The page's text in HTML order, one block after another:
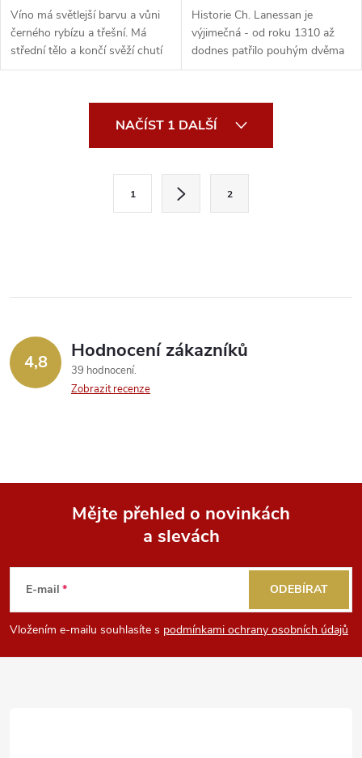
Víno má světlejší barvu a vůni
černého rybízu a třešní. Má
střední tělo a končí svěží chutí
brusine...
Historie Ch. Lanessan je
výjimečná - od roku 1310 až
dodnes patřilo pouhým dvěma
rodinám. Až do rok...
í
p
k
ý
p
i
s
NAČÍST 1 DALŠÍ
k
v
á
n
1 2
4,8 Hodnocení zákazníků
39 hodnocení
Zobrazit recenze
p
Mějte přehled o novinkách
a slevách
E-mail
Vložením e-mailu souhlasíte s podmínkami ochrany osobních údajů
ODEBÍRAT